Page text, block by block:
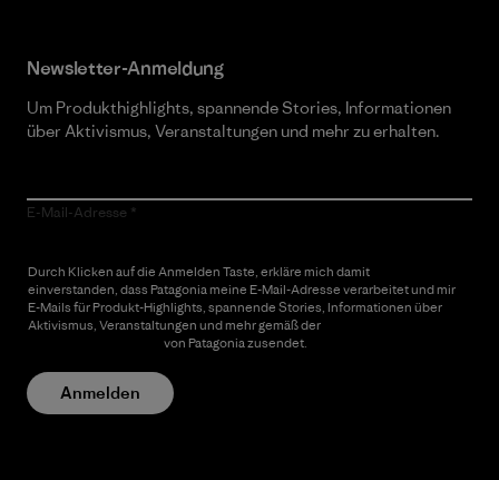
Newsletter-Anmeldung
Um Produkthighlights, spannende Stories, Informationen
über Aktivismus, Veranstaltungen und mehr zu erhalten.
E-Mail-Adresse
Durch Klicken auf die Anmelden Taste, erkläre mich damit
einverstanden, dass Patagonia meine E-Mail-Adresse verarbeitet und mir
E-Mails für Produkt-Highlights, spannende Stories, Informationen über
Aktivismus, Veranstaltungen und mehr gemäß der
von Patagonia zusendet.
Anmelden